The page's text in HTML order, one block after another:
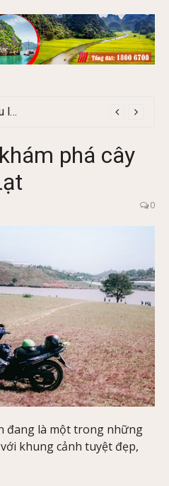
Cây Ráy khổng lồ tại vườn Quốc gia Cúc Phương
phá cây
0
đang là một trong những
khung cảnh tuyệt đẹp,